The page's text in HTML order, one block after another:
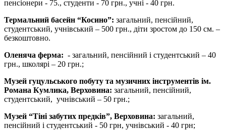
пенсіонери - 75., студенти - 70 грн., учні - 40 грн.
Термальний басейн “Косино”: загальний, пенсійний,
студентський, учнівський – 500 грн., діти зростом до 150 см. –
безкоштовно.
Оленяча ферма: - загальний, пенсійний і студентський – 40
грн., школярі – 20 грн.;
Музей гуцульського побуту та музичних інструментів ім.
Романа Кумлика, Верховина: загальний, пенсійний,
студентський, учнівський – 50 грн.;
Музей “Тіні забутих предків”, Верховина: загальний,
пенсійний і студентський - 50 грн, учнівський - 40 грн;